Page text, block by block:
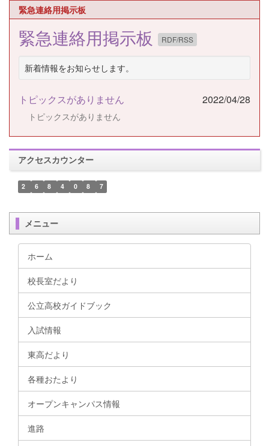
緊急連絡用掲示板
緊急連絡用掲示板 RDF/RSS
新着情報をお知らせします。
トピックスがありません 2022/04/28
トピックスがありません
アクセスカウンター
2 6 8 4 0 8 7
メニュー
ホーム
校長室だより
公立高校ガイドブック
入試情報
東高だより
各種おたより
オープンキャンパス情報
進路